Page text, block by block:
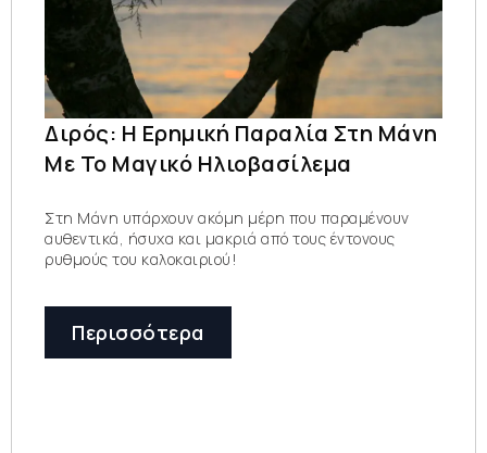
Διρός: Η Ερημική Παραλία Στη Μάνη
Με Το Μαγικό Ηλιοβασίλεμα
Στη Μάνη υπάρχουν ακόμη μέρη που παραμένουν
αυθεντικά, ήσυχα και μακριά από τους έντονους
ρυθμούς του καλοκαιριού!
Περισσότερα